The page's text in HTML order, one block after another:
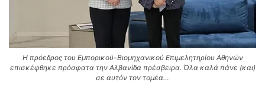
Η πρόεδρος του Εμπορικού-Βιομηχανικού Επιμελητηρίου Αθηνών
επισκέφθηκε πρόσφατα την Αλβανίδα πρέσβειρα. Όλα καλά πάνε (και)
σε αυτόν τον τομέα…